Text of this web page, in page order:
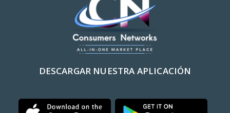
DESCARGAR NUESTRA APLICACIÓN